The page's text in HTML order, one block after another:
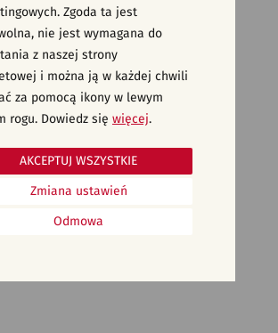
Zgoda ta jest
nie jest wymagana do
z naszej strony
i można ją w każdej chwili
za pomocą ikony w lewym
rogu. Dowiedz się więcej.
Odmowa
Zmiana ustawień
AKCEPTUJ WSZYSTKIE